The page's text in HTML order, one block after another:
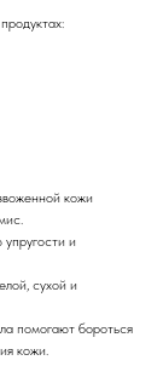
кожи
и
сухой и
помогают бороться
кожи.